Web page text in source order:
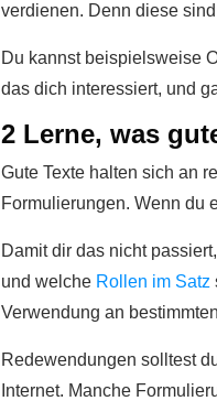
verdienen. Denn diese
Du kannst beispielsweise
das dich interessiert, und
2 Lerne, was
Gute Texte halten sich an
Formulierungen. Wenn du
Damit dir das nicht
und welche Rollen im Satz
Verwendung an
Redewendungen solltest
Internet. Manche